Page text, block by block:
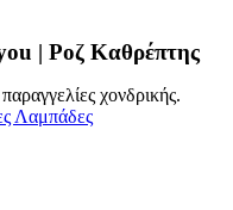
| Ροζ Καθρέπτης
παραγγελίες χονδρικής.
Λαμπάδες